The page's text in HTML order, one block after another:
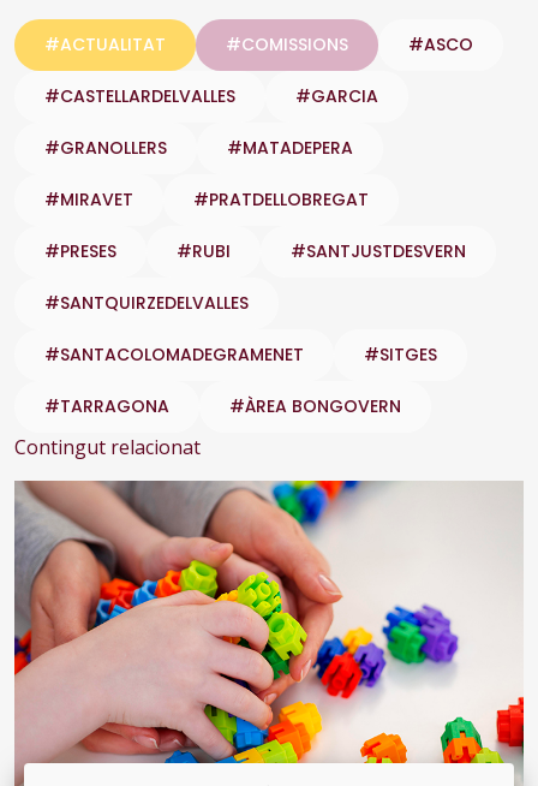
#ACTUALITAT #COMISSIONS #ASCO
#CASTELLARDELVALLES #GARCIA
#GRANOLLERS #MATADEPERA
#MIRAVET #PRATDELLOBREGAT
#PRESES #RUBI #SANTJUSTDESVERN
#SANTQUIRZEDELVALLES
#SANTACOLOMADEGRAMENET #SITGES
#TARRAGONA #ÀREA BONGOVERN
Contingut relacionat